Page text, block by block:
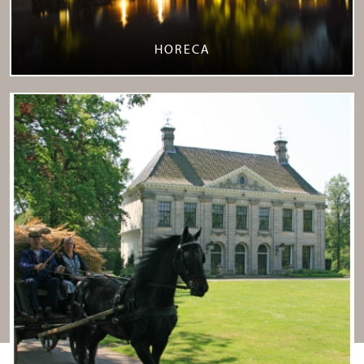
HORECA